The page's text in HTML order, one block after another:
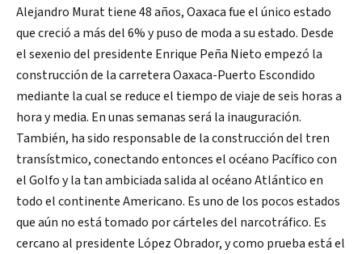
Alejandro Murat tiene 48 años, Oaxaca fue el único estado
que creció a más del 6% y puso de moda a su estado. Desde
el sexenio del presidente Enrique Peña Nieto empezó la
construcción de la carretera Oaxaca-Puerto Escondido
mediante la cual se reduce el tiempo de viaje de seis horas a
hora y media. En unas semanas será la inauguración.
También, ha sido responsable de la construcción del tren
transístmico, conectando entonces el océano Pacífico con
el Golfo y la tan ambiciada salida al océano Atlántico en
todo el continente Americano. Es uno de los pocos estados
que aún no está tomado por cárteles del narcotráfico. Es
cercano al presidente López Obrador, y como prueba está el